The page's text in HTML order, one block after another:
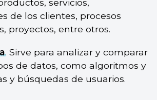
servicios,
de los clientes, procesos
proyectos, entre otros.
. Sirve para analizar y comparar
de datos, como algoritmos y
y búsquedas de usuarios.